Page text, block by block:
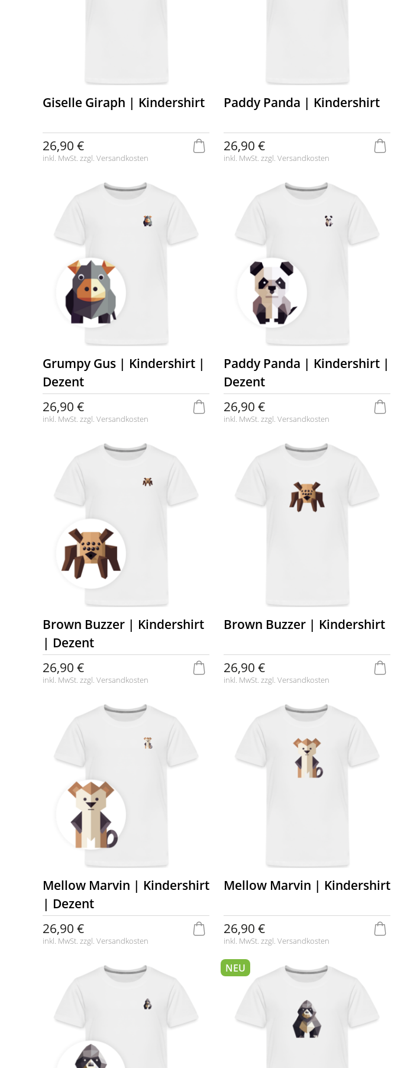
Giselle Giraph | Kindershirt
26,90 €
inkl. MwSt. zzgl. Versandkosten
Paddy Panda | Kindershirt
26,90 €
inkl. MwSt. zzgl. Versandkosten
Grumpy Gus | Kindershirt |
Dezent
26,90 €
inkl. MwSt. zzgl. Versandkosten
Paddy Panda | Kindershirt |
Dezent
26,90 €
inkl. MwSt. zzgl. Versandkosten
Brown Buzzer | Kindershirt
| Dezent
26,90 €
inkl. MwSt. zzgl. Versandkosten
Brown Buzzer | Kindershirt
26,90 €
inkl. MwSt. zzgl. Versandkosten
Mellow Marvin | Kindershirt
| Dezent
26,90 €
inkl. MwSt. zzgl. Versandkosten
Mellow Marvin | Kindershirt
26,90 €
inkl. MwSt. zzgl. Versandkosten
NEU